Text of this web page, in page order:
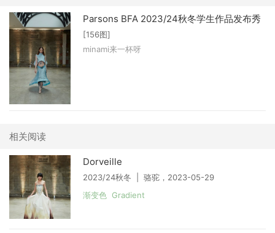
Parsons BFA 2023/24秋冬学生作品发布秀
[156图]
minami来一杯呀
相关阅读
Dorveille
2023/24秋冬 | 骆驼，2023-05-29
渐变色 Gradient